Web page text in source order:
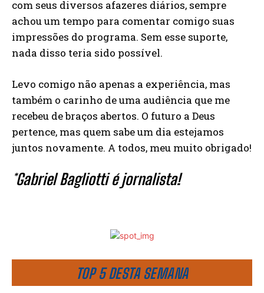
TOP 5 DESTA SEMANA
com seus diversos afazeres diários, sempre
achou um tempo para comentar comigo suas
impressões do programa. Sem esse suporte,
nada disso teria sido possível.
Levo comigo não apenas a experiência, mas
também o carinho de uma audiência que me
recebeu de braços abertos. O futuro a Deus
pertence, mas quem sabe um dia estejamos
juntos novamente. A todos, meu muito obrigado!
*Gabriel Bagliotti é jornalista!